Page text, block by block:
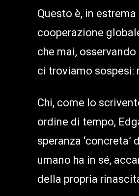
Questo è, in
cooperazione
che mai,
ci troviamo
Chi, come lo
ordine di tempo,
speranza
umano ha in sé,
della propria